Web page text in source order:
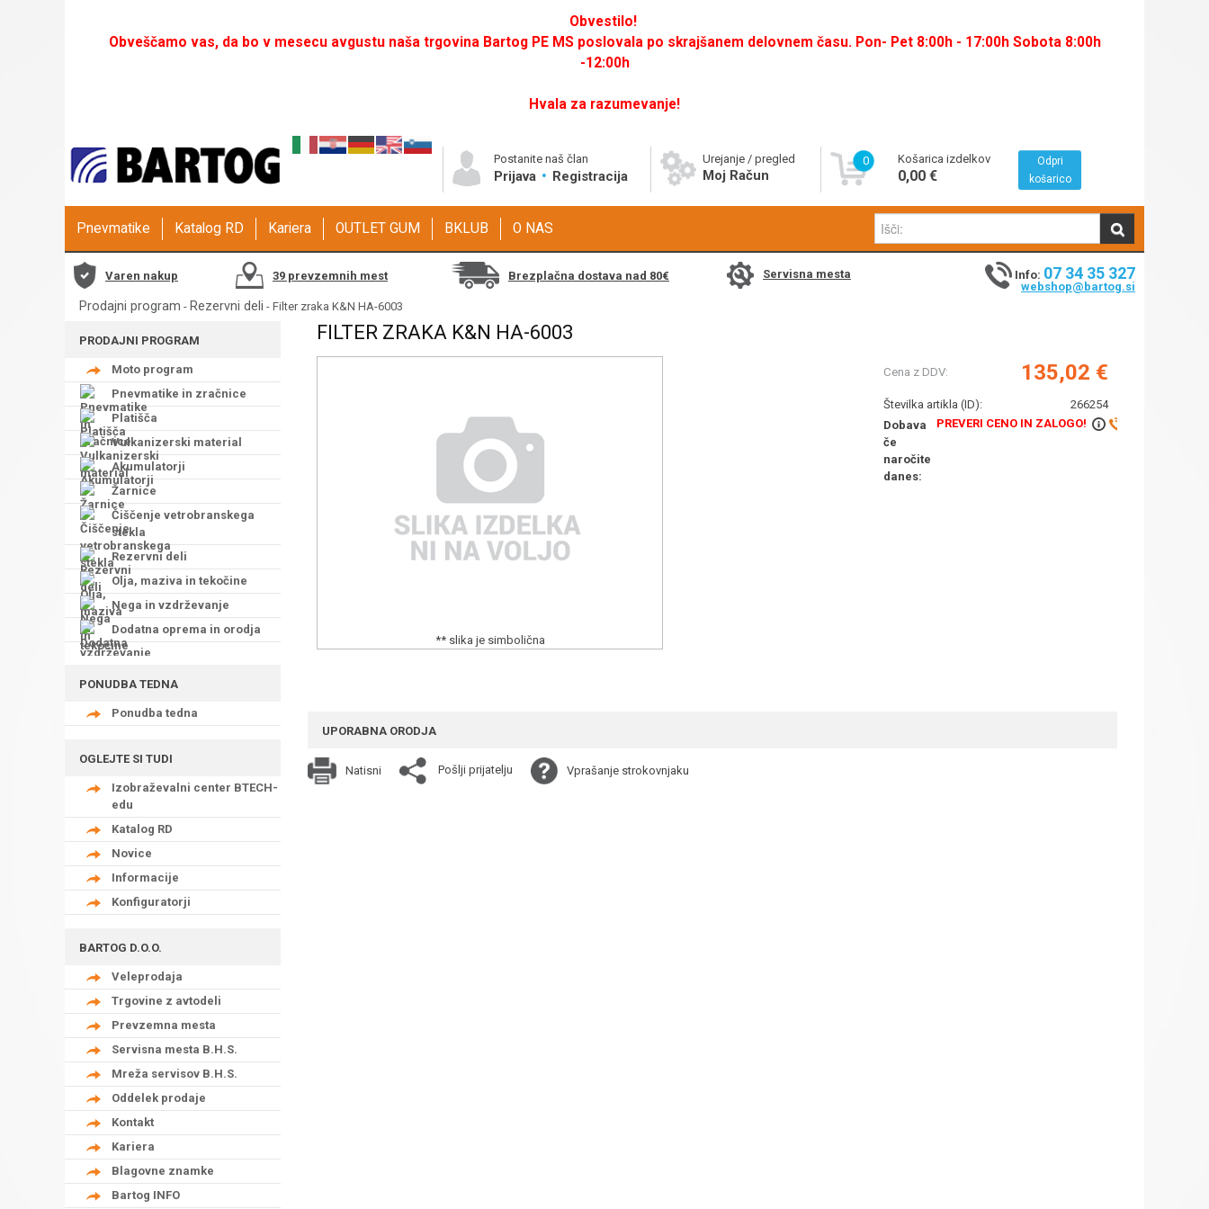
Obvestilo!
Obveščamo vas, da bo v mesecu avgustu naša trgovina Bartog PE MS poslovala po skrajšanem delovnem času. Pon- Pet 8:00h - 17:00h Sobota 8:00h
-12:00h
Hvala za razumevanje!
Postanite naš član
Prijava Registracija
Urejanje / pregled
Moj Račun
0 Košarica izdelkov
0,00 €
Odpri
košarico
Pnevmatike Katalog RD Kariera OUTLET GUM BKLUB O NAS
Varen nakup 39 prevzemnih mest Brezplačna dostava nad 80€ Servisna mesta Info: 07 34 35 327
webshop@bartog.si
Prodajni program - Rezervni deli - Filter zraka K&N HA-6003
PRODAJNI PROGRAM
Moto program
Pnevmatike in zračnice
Platišča
Vulkanizerski material
Akumulatorji
Žarnice
Čiščenje vetrobranskega
stekla
Rezervni deli
Olja, maziva in tekočine
Nega in vzdrževanje
Dodatna oprema in orodja
PONUDBA TEDNA
Ponudba tedna
OGLEJTE SI TUDI
Izobraževalni center BTECH-
edu
Katalog RD
Novice
Informacije
Konfiguratorji
BARTOG D.O.O.
Veleprodaja
Trgovine z avtodeli
Prevzemna mesta
Servisna mesta B.H.S.
Mreža servisov B.H.S.
Oddelek prodaje
Kontakt
Kariera
Blagovne znamke
Bartog INFO
FILTER ZRAKA K&N HA-6003
** slika je simbolična
Cena z DDV: 135,02 €
Številka artikla (ID):
266254
Dobava
če
naročite
danes:
PREVERI CENO IN ZALOGO!
UPORABNA ORODJA
Natisni Pošlji prijatelju Vprašanje strokovnjaku